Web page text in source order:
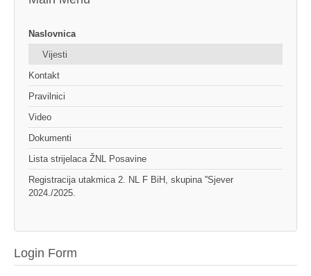
Naslovnica
Vijesti
Kontakt
Pravilnici
Video
Dokumenti
Lista strijelaca ŽNL Posavine
Registracija utakmica 2. NL F BiH, skupina ''Sjever
2024./2025.
Login Form